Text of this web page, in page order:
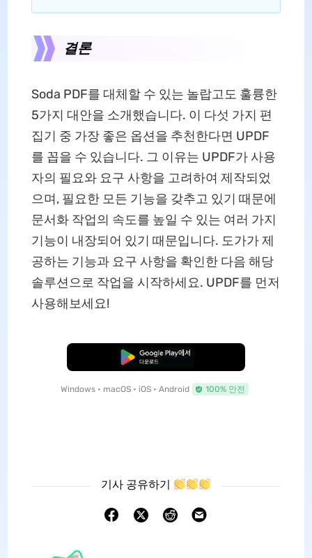
결론
Soda PDF를 대체할 수 있는 놀랍고도 훌륭한
5가지 대안을 소개했습니다. 이 다섯 가지 편
집기 중 가장 좋은 옵션을 추천한다면 UPDF
를 꼽을 수 있습니다. 그 이유는 UPDF가 사용
자의 필요와 요구 사항을 고려하여 제작되었
으며, 필요한 모든 기능을 갖추고 있기 때문에
문서화 작업의 속도를 높일 수 있는 여러 가지
기능이 내장되어 있기 때문입니다. 도가가 제
공하는 기능과 요구 사항을 확인한 다음 해당
솔루션으로 작업을 시작하세요. UPDF를 먼저
사용해보세요!
무료로 다운로드
Windows • macOS • iOS • Android 100% 안전
기사 공유하기